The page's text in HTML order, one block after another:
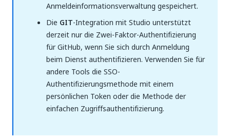
Anmeldeinformationsverwaltung gespeichert.
Die GIT-Integration mit Studio unterstützt
derzeit nur die Zwei-Faktor-Authentifizierung
für GitHub, wenn Sie sich durch Anmeldung
beim Dienst authentifizieren. Verwenden Sie für
andere Tools die SSO-
Authentifizierungsmethode mit einem
persönlichen Token oder die Methode der
einfachen Zugriffsauthentifizierung.